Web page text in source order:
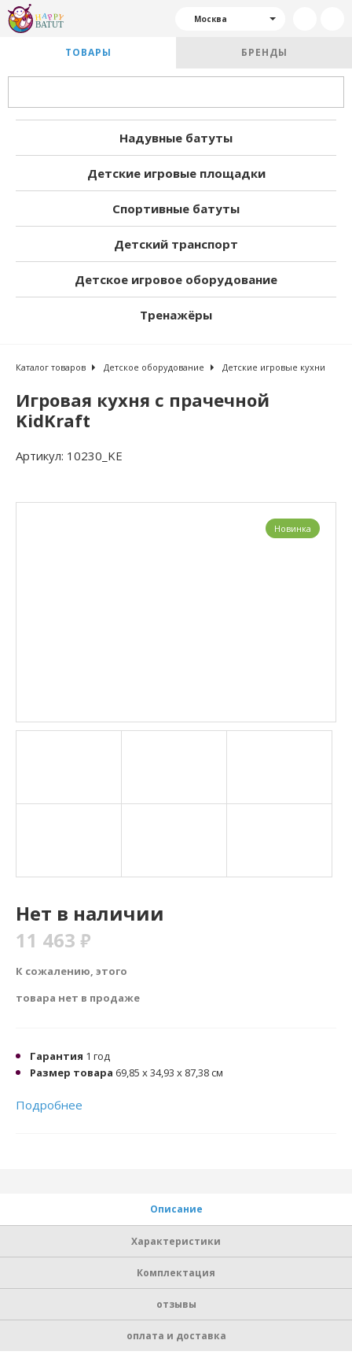
Москва
ТОВАРЫ БРЕНДЫ
Надувные батуты
Детские игровые площадки
Спортивные батуты
Детский транспорт
Детское игровое оборудование
Тренажёры
Каталог товаров Детское оборудование Детские игровые кухни
Игровая кухня с прачечной
KidKraft
Артикул: 10230_KE
Новинка
Нет в наличии
11 463 ₽
К сожалению, этого
товара нет в продаже
Гарантия 1 год
Размер товара 69,85 x 34,93 x 87,38 см
Подробнее
Описание
Характеристики
Комплектация
отзывы
оплата и доставка